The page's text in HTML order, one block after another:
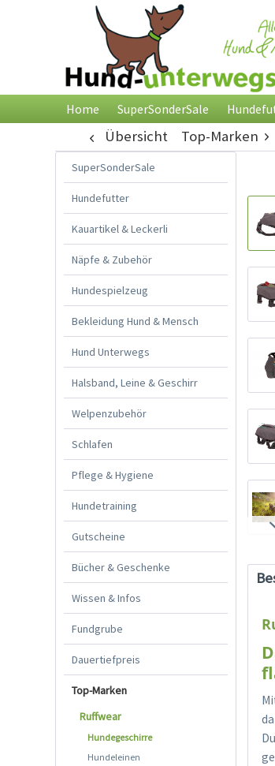
Home SuperSonderSale
Übersicht Top-Marken
SuperSonderSale
Hundefutter
Kauartikel & Leckerli
Näpfe & Zubehör
Hundespielzeug
Bekleidung Hund & Mensch
Hund Unterwegs
Halsband, Leine & Geschirr
Welpenzubehör
Schlafen
Pflege & Hygiene
Hundetraining
Gutscheine
Bücher & Geschenke
Wissen & Infos
Fundgrube
Dauertiefpreis
Top-Marken
Ruffwear
Hundegeschirre
Hundeleinen